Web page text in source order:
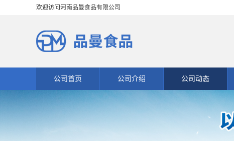
欢迎访问河南品曼食品有限公司
公司首页 公司介绍 公司动态